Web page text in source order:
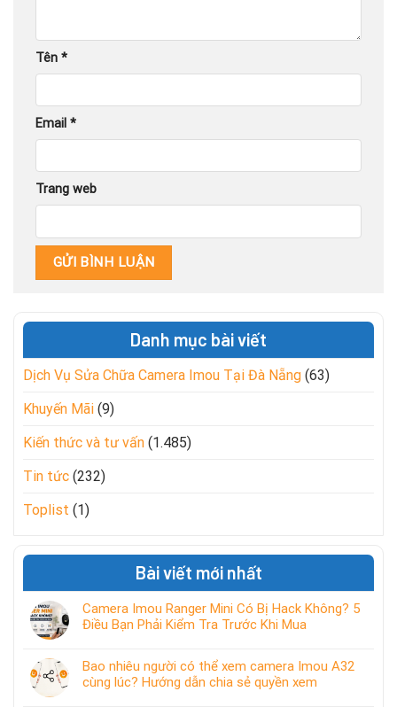
Tên *
Email *
Trang web
Danh mục bài viết
Dịch Vụ Sửa Chữa Camera Imou Tại Đà Nẵng (63)
Khuyến Mãi (9)
Kiến thức và tư vấn (1.485)
Tin tức (232)
Toplist (1)
Bài viết mới nhất
Camera Imou Ranger Mini Có Bị Hack Không? 5
Điều Bạn Phải Kiểm Tra Trước Khi Mua
Bao nhiêu người có thể xem camera Imou A32
cùng lúc? Hướng dẫn chia sẻ quyền xem